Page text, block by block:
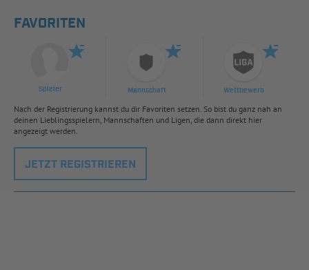
FAVORITEN
Spieler Mannschaft Wettbewerb
Nach der Registrierung kannst du dir Favoriten setzen. So bist du ganz nah an
deinen Lieblingsspielern, Mannschaften und Ligen, die dann direkt hier
angezeigt werden.
JETZT REGISTRIEREN